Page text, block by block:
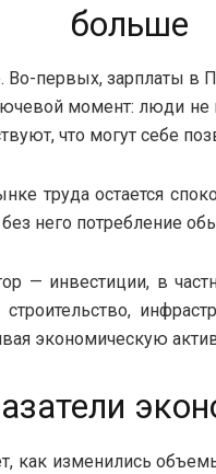
больше
Во-первых, зарплаты в
момент: люди
что могут себе
труда остается
него потребление
— инвестиции, в
экономическую
как изменились